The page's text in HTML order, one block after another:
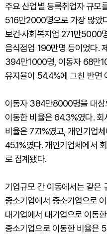
주요 산업별 등록취업자 규모
516만2000명으로 가장 많았
보건·사회복지업 271만5000
음식점업 190만명 등이었다.
394만1000명, 이동자 68만
유지율이 54.4%에 그친 반면
이동자 384만8000명을 대상
이동한 비율은 64.3%였다.
비율은 77.1%였고, 개인기업
45.1%였다. 개인기업체에서
로 집계됐다.
기업규모 간 이동에서는 같은
중소기업에서 중소기업으로
대기업에서 대기업으로 이동
중소기업으로 이동한 비율은